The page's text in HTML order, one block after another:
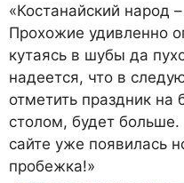
«Костанайский народ
Прохожие удивленно
кутаясь в шубы да
надеется, что в
отметить праздник на
столом, будет
сайте уже появилась
пробежка!»